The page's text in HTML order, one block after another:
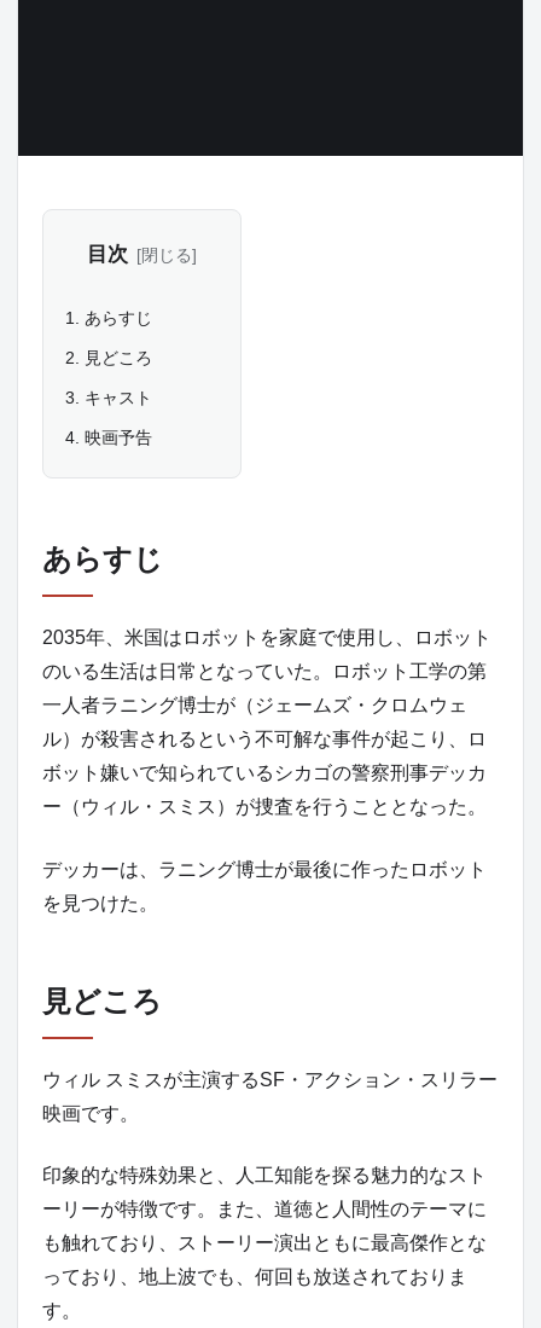
目次
あらすじ
見どころ
キャスト
映画予告
あらすじ
2035年、米国はロボットを家庭で使用し、ロボット
のいる生活は日常となっていた。ロボット工学の第
一人者ラニング博士が（ジェームズ・クロムウェ
ル）が殺害されるという不可解な事件が起こり、ロ
ボット嫌いで知られているシカゴの警察刑事デッカ
ー（ウィル・スミス）が捜査を行うこととなった。
デッカーは、ラニング博士が最後に作ったロボット
を見つけた。
見どころ
ウィル スミスが主演するSF・アクション・スリラー
映画です。
印象的な特殊効果と、人工知能を探る魅力的なスト
ーリーが特徴です。また、道徳と人間性のテーマに
も触れており、ストーリー演出ともに最高傑作とな
っており、地上波でも、何回も放送されておりま
す。